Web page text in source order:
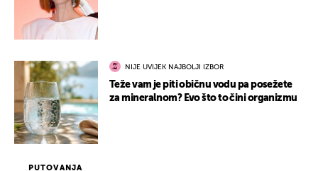
PUTOVANJA
NIJE UVIJEK NAJBOLJI IZBOR
Teže vam je piti običnu vodu pa posežete
za mineralnom? Evo što to čini organizmu